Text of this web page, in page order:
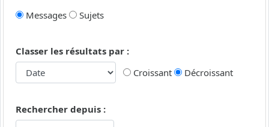
Messages
Sujets
Classer les résultats par :
Croissant
Décroissant
Rechercher depuis :